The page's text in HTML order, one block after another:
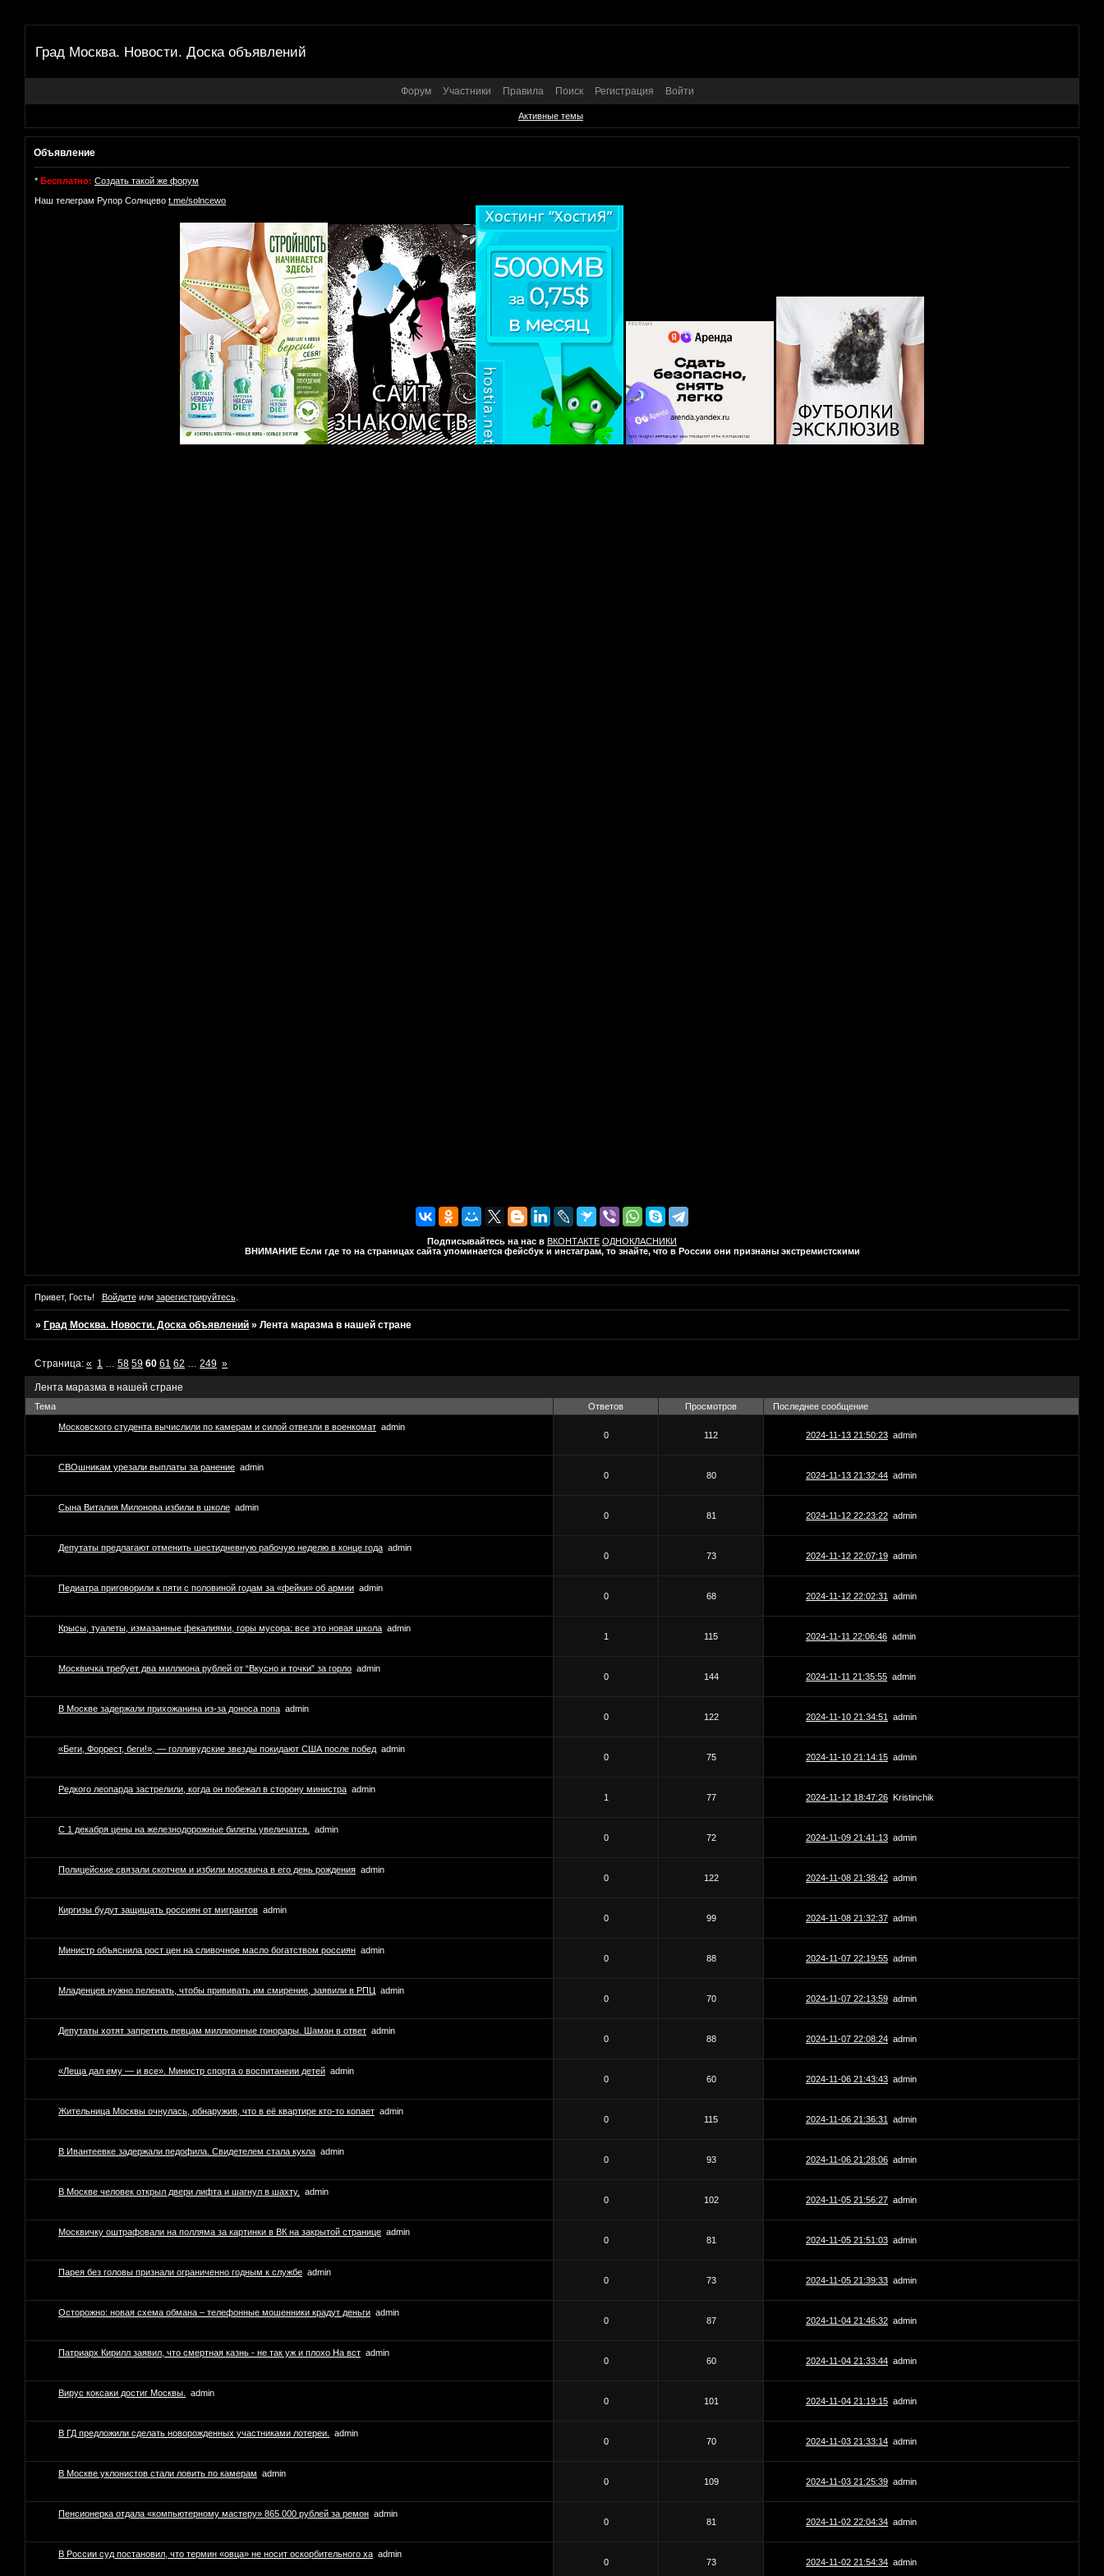
Град Москва. Новости. Доска объявлений
Форум Участники Правила Поиск Регистрация Войти
Активные темы
Объявление
* Бесплатно: Создать такой же форум
Наш телеграм Рупор Солнцево t.me/solncewo
Подписывайтесь на нас в ВКОНТАКТЕ ОДНОКЛАСНИКИ
ВНИМАНИЕ Если где то на страницах сайта упоминается фейсбук и инстаграм, то знайте, что в России они признаны экстремистскими
Привет, Гость! Войдитеили зарегистрируйтесь.
» Град Москва. Новости. Доска объявлений »Лента маразма в нашей стране
Лента маразма в нашей стране
Страница:« 1 58 59 60 61 62 249 »
Тема Ответов Просмотров Последнее сообщение
Московского студента вычислили по камерам и силой отвезли в военкомат admin
0
112 2024-11-13 21:50:23 admin
СВОшникам урезали выплаты за ранение admin
0
80 2024-11-13 21:32:44 admin
Сына Виталия Милонова избили в школе admin
0
81 2024-11-12 22:23:22 admin
Депутаты предлагают отменить шестидневную рабочую неделю в конце года admin
0
73 2024-11-12 22:07:19 admin
Педиатра приговорили к пяти с половиной годам за «фейки» об армии admin
0
68 2024-11-12 22:02:31 admin
Крысы, туалеты, измазанные фекалиями, горы мусора: все это новая школа admin
1
115 2024-11-11 22:06:46 admin
Москвичка требует два миллиона рублей от “Вкусно и точки” за горло admin
0
144 2024-11-11 21:35:55 admin
В Москве задержали прихожанина из-за доноса попа admin
0
122 2024-11-10 21:34:51 admin
«Беги, Форрест, беги!», — голливудские звезды покидают США после побед admin
0
75 2024-11-10 21:14:15 admin
Редкого леопарда застрелили, когда он побежал в сторону министра admin
1
77 2024-11-12 18:47:26 Kristinchik
С 1 декабря цены на железнодорожные билеты увеличатся.
admin
0
72 2024-11-09 21:41:13 admin
Полицейские связали скотчем и избили москвича в его день рождения admin
0
122 2024-11-08 21:38:42 admin
Киргизы будут защищать россиян от мигрантов admin
0
99 2024-11-08 21:32:37 admin
Министр объяснила рост цен на сливочное масло богатством россиян admin
0
88 2024-11-07 22:19:55 admin
Младенцев нужно пеленать, чтобы прививать им смирение, заявили в РПЦ admin
0
70 2024-11-07 22:13:59 admin
Депутаты хотят запретить певцам миллионные гонорары. Шаман в ответ admin
0
88 2024-11-07 22:08:24 admin
«Леща дал ему — и все». Министр спорта о воспитанеии детей admin
0
60 2024-11-06 21:43:43 admin
Жительница Москвы очнулась, обнаружив, что в её квартире кто-то копает admin
0
115 2024-11-06 21:36:31 admin
В Ивантеевке задержали педофила. Свидетелем стала кукла admin
0
93 2024-11-06 21:28:06 admin
В Москве человек открыл двери лифта и шагнул в шахту.
admin
0
102 2024-11-05 21:56:27 admin
Москвичку оштрафовали на полляма за картинки в ВК на закрытой странице admin
0
81 2024-11-05 21:51:03 admin
Парея без головы признали ограниченно годным к службе admin
0
73 2024-11-05 21:39:33 admin
Осторожно: новая схема обмана – телефонные мошенники крадут деньги admin
0
87 2024-11-04 21:46:32 admin
Патриарх Кирилл заявил, что смертная казнь - не так уж и плохо На вст admin
0
60 2024-11-04 21:33:44 admin
Вирус коксаки достиг Москвы.
admin
0
101 2024-11-04 21:19:15 admin
В ГД предложили сделать новорожденных участниками лотереи.
admin
0
70 2024-11-03 21:33:14 admin
В Москве уклонистов стали ловить по камерам admin
0
109 2024-11-03 21:25:39 admin
Пенсионерка отдала «компьютерному мастеру» 865 000 рублей за ремон admin
0
81 2024-11-02 22:04:34 admin
В России суд постановил, что термин «овца» не носит оскорбительного ха admin
0
73 2024-11-02 21:54:34 admin